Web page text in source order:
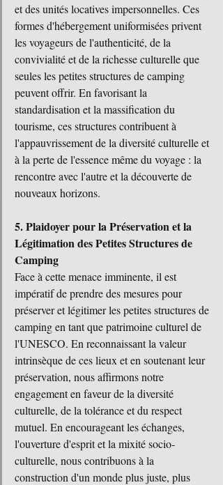
et des unités locatives impersonnelles. Ces
formes d'hébergement uniformisées privent
les voyageurs de l'authenticité, de la
convivialité et de la richesse culturelle que
seules les petites structures de camping
peuvent offrir. En favorisant la
standardisation et la massification du
tourisme, ces structures contribuent à
l'appauvrissement de la diversité culturelle et
à la perte de l'essence même du voyage : la
rencontre avec l'autre et la découverte de
nouveaux horizons.
5. Plaidoyer pour la Préservation et la
Légitimation des Petites Structures de
Camping
Face à cette menace imminente, il est
impératif de prendre des mesures pour
préserver et légitimer les petites structures de
camping en tant que patrimoine culturel de
l'UNESCO. En reconnaissant la valeur
intrinsèque de ces lieux et en soutenant leur
préservation, nous affirmons notre
engagement en faveur de la diversité
culturelle, de la tolérance et du respect
mutuel. En encourageant les échanges,
l'ouverture d'esprit et la mixité socio-
culturelle, nous contribuons à la
construction d'un monde plus juste, plus